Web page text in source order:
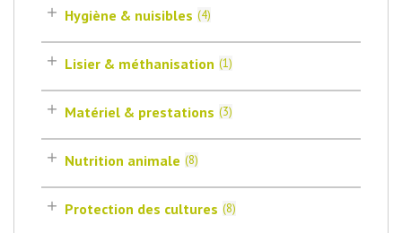
Hygiène & nuisibles (4)
Lisier & méthanisation (1)
Matériel & prestations (3)
Nutrition animale (8)
Protection des cultures (8)